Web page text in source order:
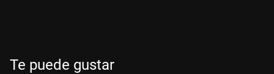
Te puede gustar